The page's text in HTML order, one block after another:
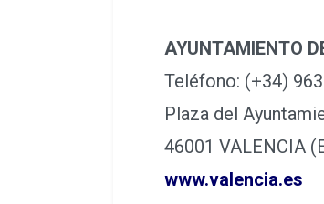
AYUNTAMIENTO
Teléfono: (+34)
Plaza del
46001 VALENCIA
www.valencia.es